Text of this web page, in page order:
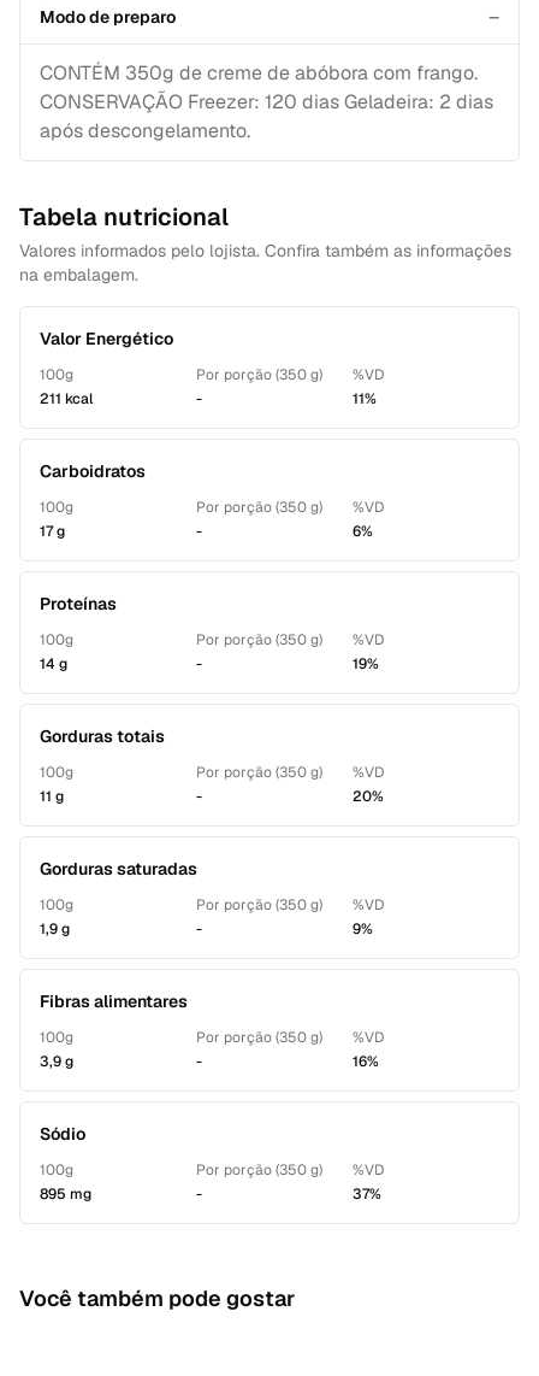
Modo de preparo −
CONTÉM 350g de creme de abóbora com frango.
CONSERVAÇÃO Freezer: 120 dias Geladeira: 2 dias
após descongelamento.
Tabela nutricional
Valores informados pelo lojista. Confira também as informações
na embalagem.
Valor Energético
100g
211 kcal
Por porção (350 g)
-
%VD
11%
Carboidratos
100g
17 g
Por porção (350 g)
-
%VD
6%
Proteínas
100g
14 g
Por porção (350 g)
-
%VD
19%
Gorduras totais
100g
11 g
Por porção (350 g)
-
%VD
20%
Gorduras saturadas
100g
1,9 g
Por porção (350 g)
-
%VD
9%
Fibras alimentares
100g
3,9 g
Por porção (350 g)
-
%VD
16%
Sódio
100g
895 mg
Por porção (350 g)
-
%VD
37%
Você também pode gostar